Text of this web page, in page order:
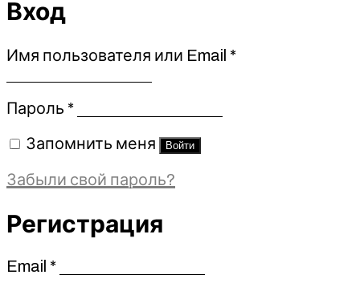
Вход
Имя пользователя или Email *Обязательно
Пароль *Обязательно
Запомнить меня Войти
Забыли свой пароль?
Регистрация
Email *Обязательно